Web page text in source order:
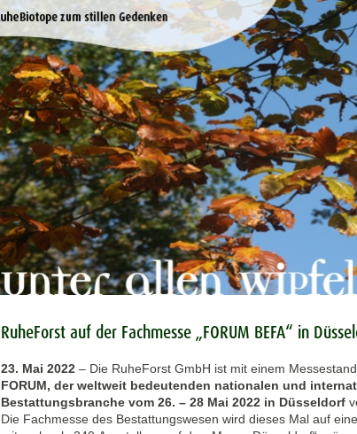
RuheForst auf der Fachmesse „FORUM BEFA“ in
23. Mai 2022 – Die RuheForst GmbH ist mit einem
FORUM, der weltweit bedeutenden nationalen und
Bestattungsbranche vom 26. – 28 Mai 2022 in Düsseldorf
Die Fachmesse des Bestattungswesen wird dieses Mal auf